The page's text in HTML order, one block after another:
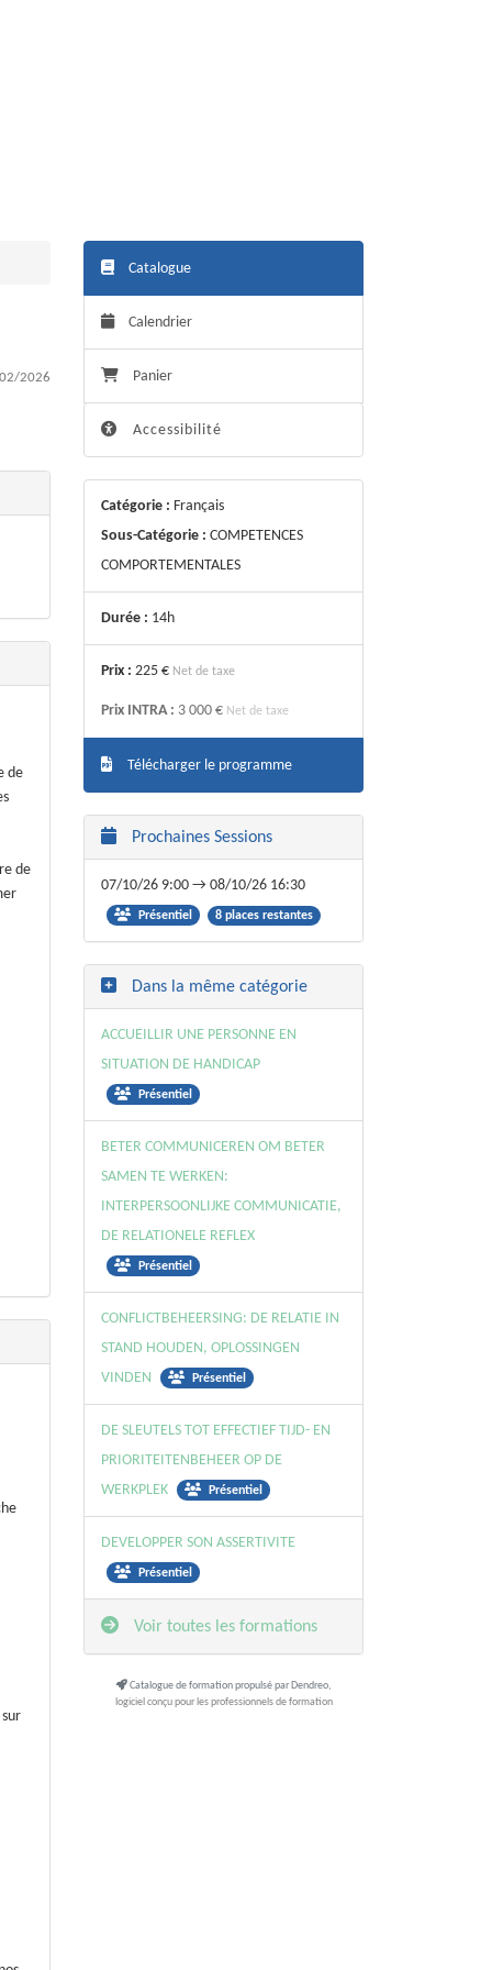
2026
de
de
Catalogue
Calendrier
Panier
Accessibilité
Catégorie : Français
Sous-Catégorie : COMPETENCES
COMPORTEMENTALES
Durée : 14h
Prix : 225 € Net de taxe
Prix INTRA : 3 000 € Net de taxe
Télécharger le programme
Prochaines Sessions
07/10/26 9:00 → 08/10/26 16:30
Présentiel 8 places restantes
Dans la même catégorie
ACCUEILLIR UNE PERSONNE EN
SITUATION DE HANDICAP
Présentiel
BETER COMMUNICEREN OM BETER
SAMEN TE WERKEN:
INTERPERSOONLIJKE COMMUNICATIE,
DE RELATIONELE REFLEX
Présentiel
CONFLICTBEHEERSING: DE RELATIE IN
STAND HOUDEN, OPLOSSINGEN
VINDEN
Présentiel
DE SLEUTELS TOT EFFECTIEF TIJD- EN
PRIORITEITENBEHEER OP DE
WERKPLEK
Présentiel
DEVELOPPER SON ASSERTIVITE
Présentiel
Voir toutes les formations
Catalogue de formation propulsé par Dendreo,
logiciel conçu pour les professionnels de formation